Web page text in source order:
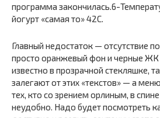
программа закончилась.6-
йогурт «самая то» 42С.
Главный недостаток — отсутствие
просто оранжевый фон и черные
известно в прозрачной стекляшке,
залегают от этих «текстов» — а
тех, кто со зрением орлиным, в
неудобно. Надо будет посмотреть